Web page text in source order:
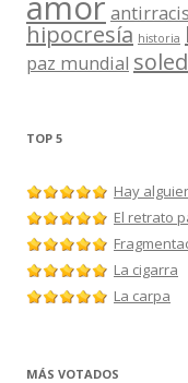
hipocresía historia
paz mundial
TOP 5
Hay
El retrato
La cigarra
La carpa
MÁS VOTADOS